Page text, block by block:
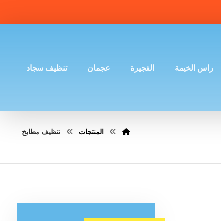
راس الخيمة الفجيرة عجمان تنظيف سجاد
المنتجات تنظيف مطابخ